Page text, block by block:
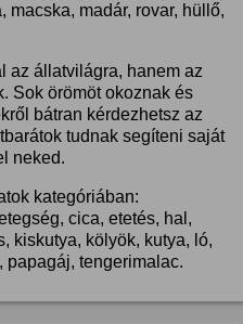
macska, madár, rovar, hüllő,
az állatvilágra, hanem az
Sok örömöt okoznak és
bátran kérdezhetsz az
tudnak segíteni saját
neked.
kategóriában:
cica, etetés, hal,
kiskutya, kölyök, kutya, ló,
papagáj, tengerimalac.